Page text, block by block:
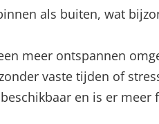
als buiten, wat
meer ontspannen
vaste tijden of
en is er